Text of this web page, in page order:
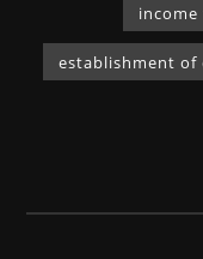
income
establishment of